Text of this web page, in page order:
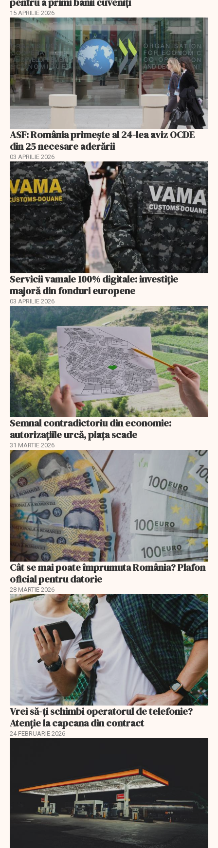
15 APRILIE 2026
ASF: România primește al 24-lea aviz OCDE
din 25 necesare aderării
03 APRILIE 2026
Servicii vamale 100% digitale: investiție
majoră din fonduri europene
03 APRILIE 2026
Semnal contradictoriu din economie:
autorizațiile urcă, piața scade
31 MARTIE 2026
Cât se mai poate împrumuta România? Plafon
oficial pentru datorie
28 MARTIE 2026
Vrei să-ți schimbi operatorul de telefonie?
Atenție la capcana din contract
24 FEBRUARIE 2026